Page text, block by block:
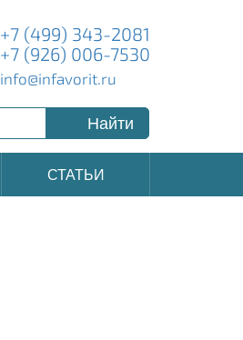
+7 (499) 343-2081
+7 (926) 006-7530
info@infavorit.ru
Найти
СТАТЬИ